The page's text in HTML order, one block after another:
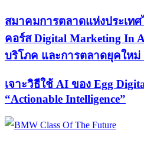
สมาคมการตลาดแห่งประเท
คอร์ส Digital Marketing In
บริโภค และการตลาดยุคให
เจาะวิธีใช้ AI ของ Egg
“Actionable Intelligence”